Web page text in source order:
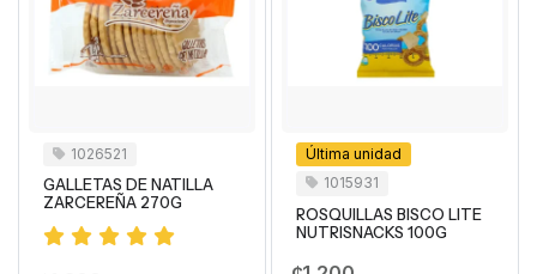
1026521
GALLETAS DE NATILLA
ZARCEREÑA 270G
Última unidad
1015931
ROSQUILLAS BISCO LITE
NUTRISNACKS 100G